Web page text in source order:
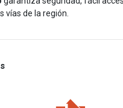
vías de la región.